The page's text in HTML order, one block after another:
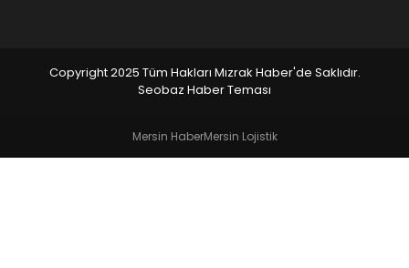
Copyright 2025 Tüm Hakları Mızrak Haber'de Saklıdır.
Seobaz Haber Teması
Mersin HaberMersin Lojistik